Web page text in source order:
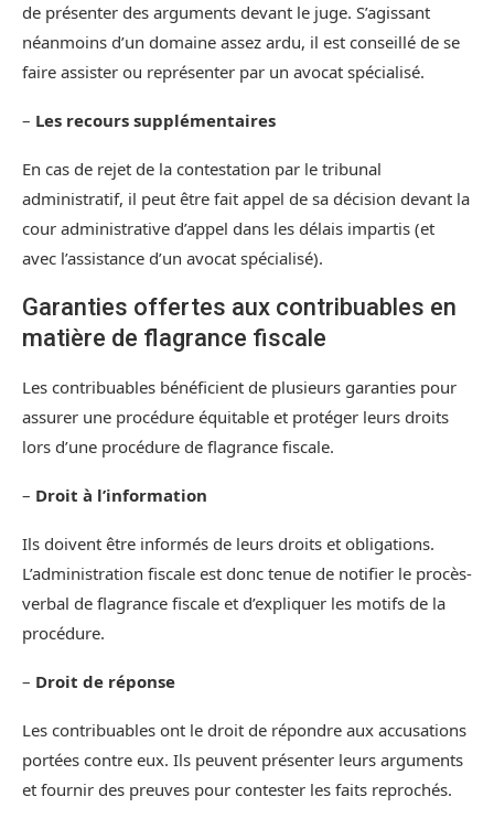
de présenter des arguments devant le juge. S’agissant
néanmoins d’un domaine assez ardu, il est conseillé de se
faire assister ou représenter par un avocat spécialisé.
– Les recours supplémentaires
En cas de rejet de la contestation par le tribunal
administratif, il peut être fait appel de sa décision devant la
cour administrative d’appel dans les délais impartis (et
avec l’assistance d’un avocat spécialisé).
Garanties offertes aux contribuables en
matière de flagrance fiscale
Les contribuables bénéficient de plusieurs garanties pour
assurer une procédure équitable et protéger leurs droits
lors d’une procédure de flagrance fiscale.
– Droit à l’information
Ils doivent être informés de leurs droits et obligations.
L’administration fiscale est donc tenue de notifier le procès-
verbal de flagrance fiscale et d’expliquer les motifs de la
procédure.
– Droit de réponse
Les contribuables ont le droit de répondre aux accusations
portées contre eux. Ils peuvent présenter leurs arguments
et fournir des preuves pour contester les faits reprochés.